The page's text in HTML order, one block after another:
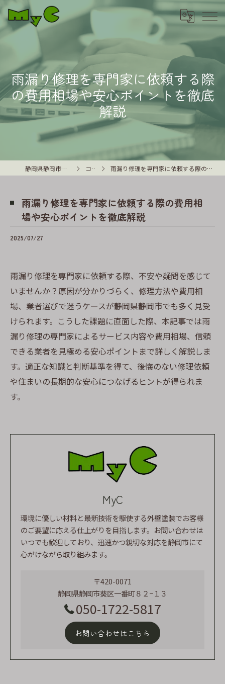
雨漏り修理を専門家に依頼する際
の費用相場や安心ポイントを徹底
解説
静岡県静岡市の外壁塗装はMyC コラム 雨漏り修理を専門家に依頼する際の費用相場や安心ポイントを徹底解説
雨漏り修理を専門家に依頼する際の費用相
場や安心ポイントを徹底解説
2025/07/27
雨漏り修理を専門家に依頼する際、不安や疑問を感じて
いませんか？原因が分かりづらく、修理方法や費用相
場、業者選びで迷うケースが静岡県静岡市でも多く見受
けられます。こうした課題に直面した際、本記事では雨
漏り修理の専門家によるサービス内容や費用相場、信頼
できる業者を見極める安心ポイントまで詳しく解説しま
す。適正な知識と判断基準を得て、後悔のない修理依頼
や住まいの長期的な安心につなげるヒントが得られま
す。
MyC
環境に優しい材料と最新技術を駆使する外壁塗装でお客様
のご要望に応える仕上がりを目指します。お問い合わせは
いつでも歓迎しており、迅速かつ親切な対応を静岡市にて
心がけながら取り組みます。
〒420-0071
静岡県静岡市葵区一番町８２−１３
050-1722-5817
お問い合わせはこちら